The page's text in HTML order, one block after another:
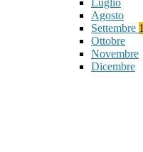
Luglio
Agosto
Settembre 1
Ottobre
Novembre
Dicembre